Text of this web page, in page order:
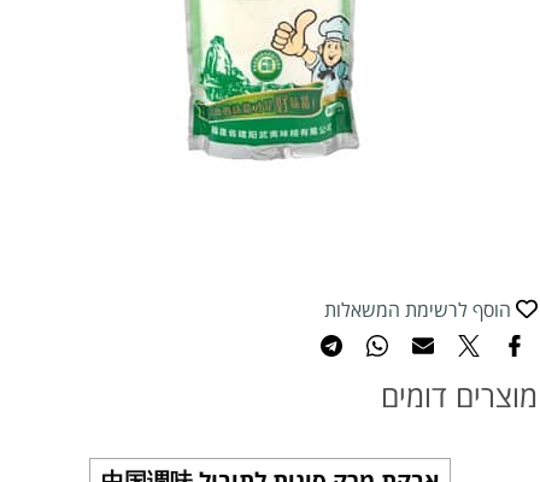
הוסף לרשימת המשאלות
מוצרים דומים